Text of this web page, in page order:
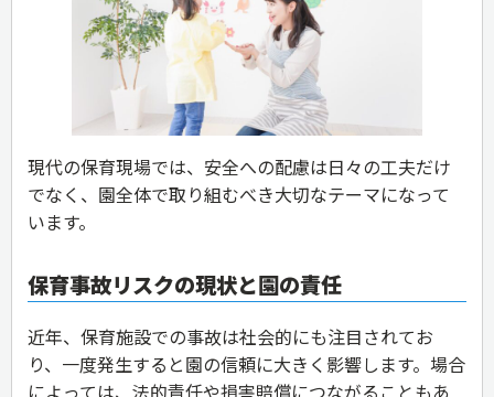
現代の保育現場では、安全への配慮は日々の工夫だけ
でなく、園全体で取り組むべき大切なテーマになって
います。
保育事故リスクの現状と園の責任
近年、保育施設での事故は社会的にも注目されてお
り、一度発生すると園の信頼に大きく影響します。場合